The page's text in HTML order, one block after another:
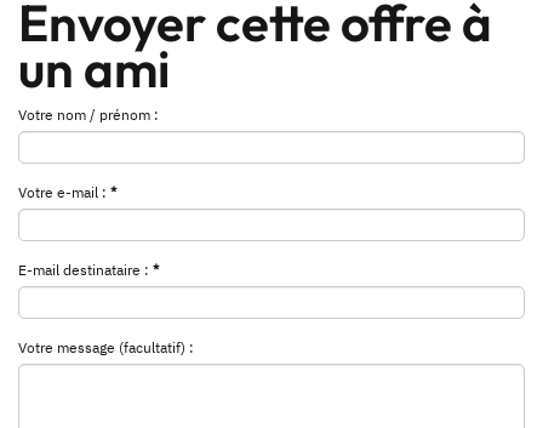
Envoyer cette offre à
un ami
Votre nom / prénom :
Votre e-mail : *
E-mail destinataire : *
Votre message (facultatif) :